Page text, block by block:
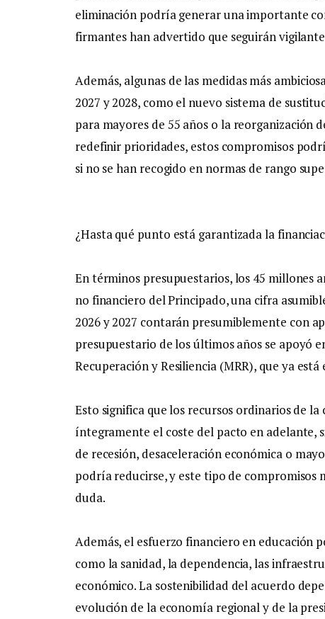
eliminación podría generar una importante
firmantes han advertido que seguirán
Además, algunas de las medidas más
2027 y 2028, como el nuevo sistema de
para mayores de 55 años o la reorganización
redefinir prioridades, estos compromisos
si no se han recogido en normas de rango
¿Hasta qué punto está garantizada la
En términos presupuestarios, los 45 millones
no financiero del Principado, una cifra
2026 y 2027 contarán presumiblemente con
presupuestario de los últimos años se apoyó
Recuperación y Resiliencia (MRR), que ya
Esto significa que los recursos ordinarios de
íntegramente el coste del pacto en adelante,
de recesión, desaceleración económica o
podría reducirse, y este tipo de compromisos
duda.
Además, el esfuerzo financiero en educación
como la sanidad, la dependencia, las
económico. La sostenibilidad del acuerdo
evolución de la economía regional y de la